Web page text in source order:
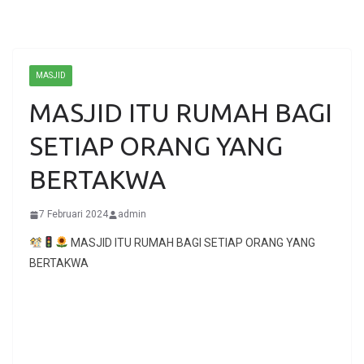
MASJID
MASJID ITU RUMAH BAGI
SETIAP ORANG YANG
BERTAKWA
7 Februari 2024 admin
MASJID ITU RUMAH BAGI SETIAP ORANG YANG
BERTAKWA